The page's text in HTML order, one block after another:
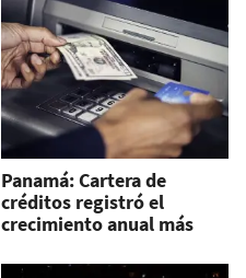
Panamá: Cartera de
créditos registró el
crecimiento anual más